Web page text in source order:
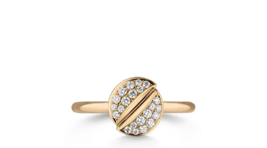
Neu bei Vogl: Uhren von Grand Seiko
Neu bei Vogl: Cartier